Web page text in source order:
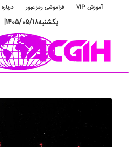
آموزش VIP فراموشی رمز عبور
یکشنبه۱۴۰۵/۰۵/۱۸|